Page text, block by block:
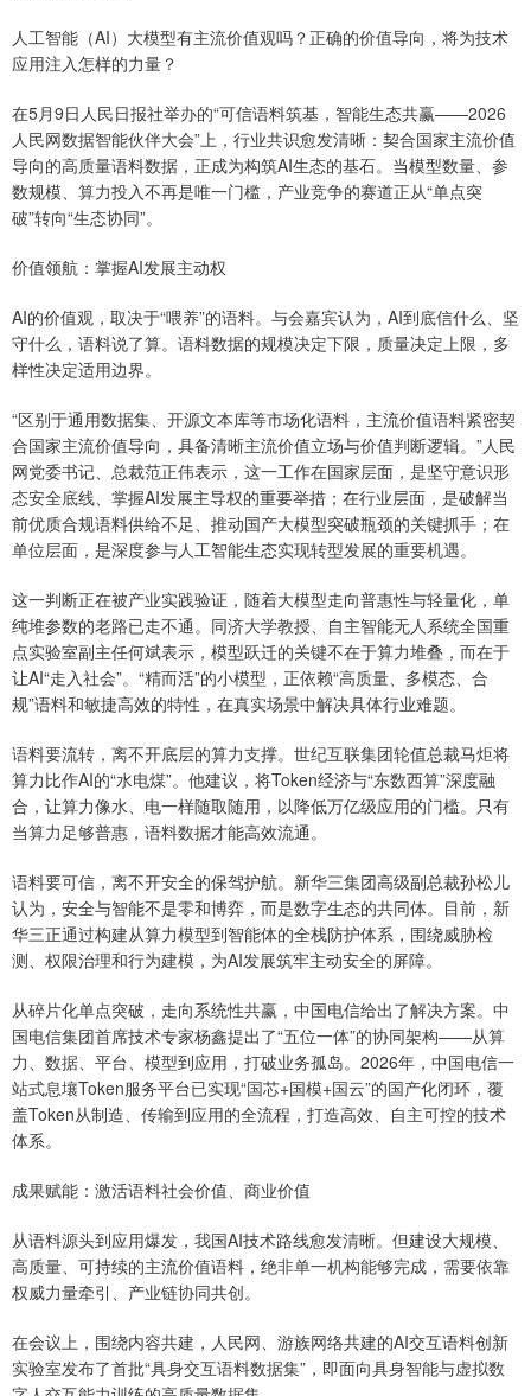
人工智能（AI）大模型有主流价值观吗？正确的价值导向，将为技术
应用注入怎样的力量？
在5月9日人民日报社举办的“可信语料筑基，智能生态共赢——2026
人民网数据智能伙伴大会”上，行业共识愈发清晰：契合国家主流价值
导向的高质量语料数据，正成为构筑AI生态的基石。当模型数量、参
数规模、算力投入不再是唯一门槛，产业竞争的赛道正从“单点突
破”转向“生态协同”。
价值领航：掌握AI发展主动权
AI的价值观，取决于“喂养”的语料。与会嘉宾认为，AI到底信什么、坚
守什么，语料说了算。语料数据的规模决定下限，质量决定上限，多
样性决定适用边界。
“区别于通用数据集、开源文本库等市场化语料，主流价值语料紧密契
合国家主流价值导向，具备清晰主流价值立场与价值判断逻辑。”人民
网党委书记、总裁范正伟表示，这一工作在国家层面，是坚守意识形
态安全底线、掌握AI发展主导权的重要举措；在行业层面，是破解当
前优质合规语料供给不足、推动国产大模型突破瓶颈的关键抓手；在
单位层面，是深度参与人工智能生态实现转型发展的重要机遇。
这一判断正在被产业实践验证，随着大模型走向普惠性与轻量化，单
纯堆参数的老路已走不通。同济大学教授、自主智能无人系统全国重
点实验室副主任何斌表示，模型跃迁的关键不在于算力堆叠，而在于
让AI“走入社会”。“精而活”的小模型，正依赖“高质量、多模态、合
规”语料和敏捷高效的特性，在真实场景中解决具体行业难题。
语料要流转，离不开底层的算力支撑。世纪互联集团轮值总裁马炬将
算力比作AI的“水电煤”。他建议，将Token经济与“东数西算”深度融
合，让算力像水、电一样随取随用，以降低万亿级应用的门槛。只有
当算力足够普惠，语料数据才能高效流通。
语料要可信，离不开安全的保驾护航。新华三集团高级副总裁孙松儿
认为，安全与智能不是零和博弈，而是数字生态的共同体。目前，新
华三正通过构建从算力模型到智能体的全栈防护体系，围绕威胁检
测、权限治理和行为建模，为AI发展筑牢主动安全的屏障。
从碎片化单点突破，走向系统性共赢，中国电信给出了解决方案。中
国电信集团首席技术专家杨鑫提出了“五位一体”的协同架构——从算
力、数据、平台、模型到应用，打破业务孤岛。2026年，中国电信一
站式息壤Token服务平台已实现“国芯+国模+国云”的国产化闭环，覆
盖Token从制造、传输到应用的全流程，打造高效、自主可控的技术
体系。
成果赋能：激活语料社会价值、商业价值
从语料源头到应用爆发，我国AI技术路线愈发清晰。但建设大规模、
高质量、可持续的主流价值语料，绝非单一机构能够完成，需要依靠
权威力量牵引、产业链协同共创。
在会议上，围绕内容共建，人民网、游族网络共建的AI交互语料创新
实验室发布了首批“具身交互语料数据集”，即面向具身智能与虚拟数